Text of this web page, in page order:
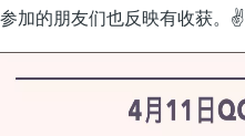
参加的朋友们也反映有收获。✌️​